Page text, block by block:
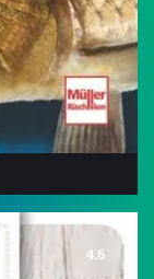
4.6